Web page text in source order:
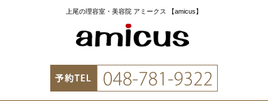
上尾の理容室・美容院 アミークス 【amicus】